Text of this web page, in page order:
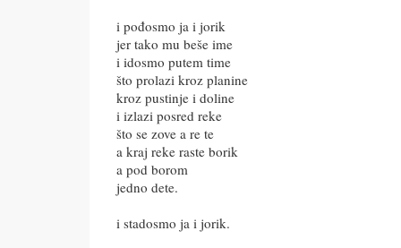
i pođosmo ja i jorik
jer tako mu beše ime
i idosmo putem time
što prolazi kroz planine
kroz pustinje i doline
i izlazi posred reke
što se zove a re te
a kraj reke raste borik
a pod borom
jedno dete.
i stadosmo ja i jorik.